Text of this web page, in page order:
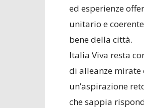
ed esperienze
unitario e
bene della città.
Italia Viva resta
di alleanze mirate
un’aspirazione
che sappia